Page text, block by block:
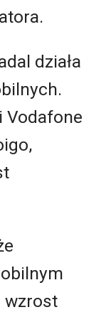
działa
Vodafone
wzrost